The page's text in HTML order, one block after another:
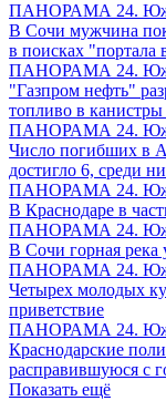
ПАНОРАМА 24.
В Сочи мужчина
в поисках
ПАНОРАМА 24.
"Газпром нефть"
топливо в канистры
ПАНОРАМА 24.
Число погибших в
достигло 6, среди
ПАНОРАМА 24.
В Краснодаре в
ПАНОРАМА 24.
В Сочи горная река
ПАНОРАМА 24.
Четырех молодых
приветствие
ПАНОРАМА 24.
Краснодарские
расправившуюся с
Показать ещё